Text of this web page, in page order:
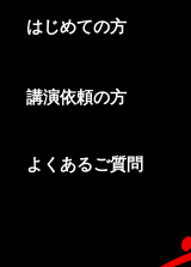
はじめての方
講演依頼の方
よくあるご質問